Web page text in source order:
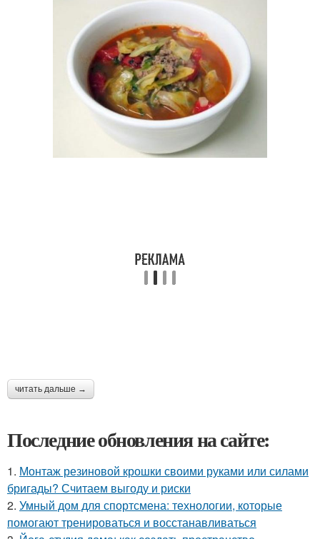
читать дальше →
Последние обновления на сайте:
1. Монтаж резиновой крошки своими руками или силами
бригады? Считаем выгоду и риски
2. Умный дом для спортсмена: технологии, которые
помогают тренироваться и восстанавливаться